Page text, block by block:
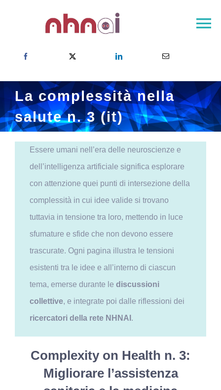
NHNAI – Pagina principale
La rete NHNAI
Risultati
La complessità nella
salute n. 3 (it)
Essere umani nell’era delle neuroscienze e
dell’intelligenza artificiale significa esplorare
con attenzione quei punti di intersezione della
complessità in cui idee valide si trovano
tuttavia in tensione tra loro, mettendo in luce
sfumature e sfide che non devono essere
trascurate. Ogni pagina illustra le tensioni
esistenti tra le idee e all’interno di ciascun
tema, emerse durante le discussioni
collettive, e integrate poi dalle riflessioni dei
ricercatori della rete NHNAI .
Complexity on Health n. 3:
Migliorare l’assistenza